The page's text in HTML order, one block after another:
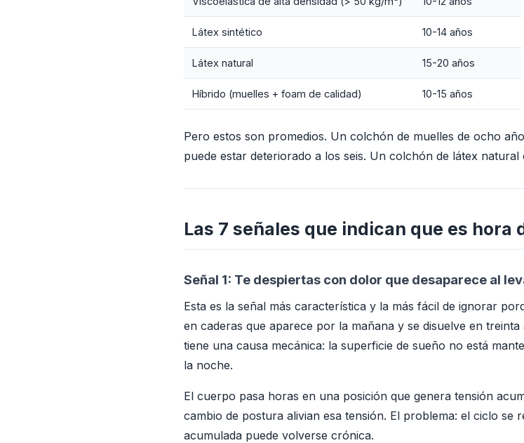
Látex sintético 10-14 años
Látex natural 15-20 años
Híbrido (muelles + foam de calidad) 10-15 años
Pero estos son promedios. Un colchón de muelles de ocho
puede estar deteriorado a los seis. Un colchón de látex natural
Las 7 señales que indican que es hora
Señal 1: Te despiertas con dolor que desaparece al
Esta es la señal más característica y la más fácil de ignorar
en caderas que aparece por la mañana y se disuelve en
tiene una causa mecánica: la superficie de sueño no está
la noche.
El cuerpo pasa horas en una posición que genera tensión
cambio de postura alivian esa tensión. El problema: el ciclo se
acumulada puede volverse crónica.